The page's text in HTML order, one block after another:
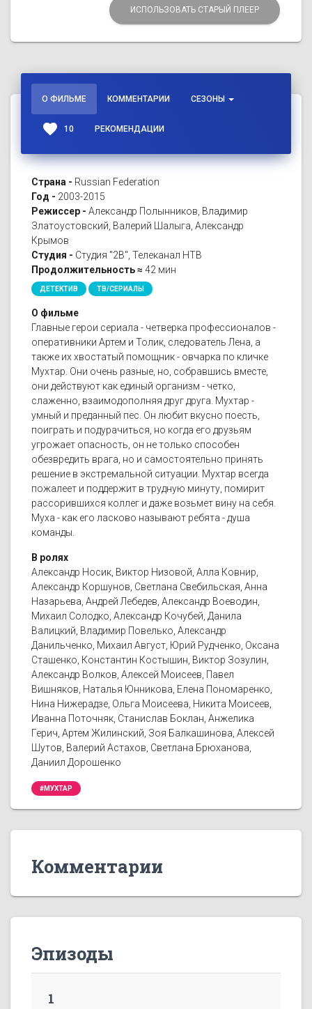
ИСПОЛЬЗОВАТЬ СТАРЫЙ ПЛЕЕР
О ФИЛЬМЕ КОММЕНТАРИИ СЕЗОНЫ
favorite 10 РЕКОМЕНДАЦИИ
Страна - Russian Federation
Год - 2003-2015
Режиссер - Александр Полынников, Владимир
Златоустовский, Валерий Шалыга, Александр
Крымов
Студия - Студия "2В", Телеканал НТВ
Продолжительность ≈ 42 мин
ДЕТЕКТИВ ТВ/СЕРИАЛЫ
О фильме
Главные герои сериала - четверка профессионалов -
оперативники Артем и Толик, следователь Лена, а
также их хвостатый помощник - овчарка по кличке
Мухтар. Они очень разные, но, собравшись вместе,
они действуют как единый организм - четко,
слаженно, взаимодополняя друг друга. Мухтар -
умный и преданный пес. Он любит вкусно поесть,
поиграть и подурачиться, но когда его друзьям
угрожает опасность, он не только способен
обезвредить врага, но и самостоятельно принять
решение в экстремальной ситуации. Мухтар всегда
пожалеет и поддержит в трудную минуту, помирит
рассорившихся коллег и даже возьмет вину на себя.
Муха - как его ласково называют ребята - душа
команды.
В ролях
Александр Носик, Виктор Низовой, Алла Ковнир,
Александр Коршунов, Светлана Свебильская, Анна
Назарьева, Андрей Лебедев, Александр Воеводин,
Михаил Солодко, Александр Кочубей, Данила
Валицкий, Владимир Повелько, Александр
Данильченко, Михаил Август, Юрий Рудченко, Оксана
Сташенко, Константин Костышин, Виктор Зозулин,
Александр Волков, Алексей Моисеев, Павел
Вишняков, Наталья Юнникова, Елена Пономаренко,
Нина Нижерадзе, Ольга Моисеева, Никита Моисеев,
Иванна Поточняк, Станислав Боклан, Анжелика
Герич, Артем Жилинский, Зоя Балкашинова, Алексей
Шутов, Валерий Астахов, Светлана Брюханова,
Даниил Дорошенко
#МУХТАР
Комментарии
Эпизоды
1